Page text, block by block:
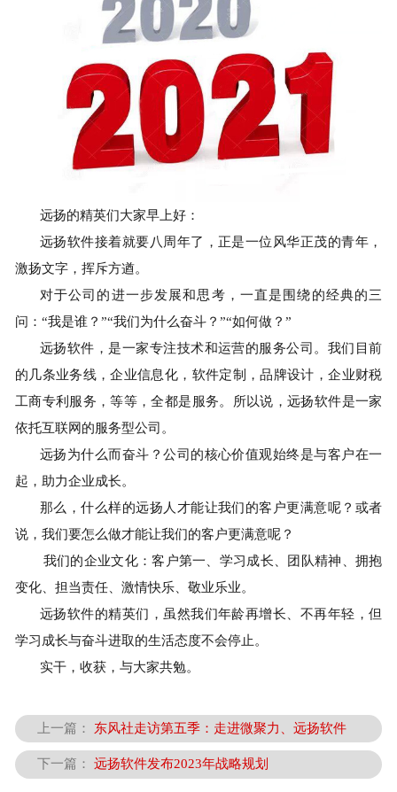
远扬的精英们大家早上好：
远扬软件接着就要八周年了，正是一位 风华正茂的青年 ，
激扬文字，挥斥方遒。
对于公司的进一步发展和思考，一直是围绕的经典的三
问： “我是谁？”“我们为什么奋斗？”“如何做？”
远扬软件 ，是一家专注技术和运营的服务公司。我们目前
的几条业务线，企业信息化 ， 软件定制 ，品牌设计 ，企业财税
工商专利服务，等等 ，全都是服务。所以说，远扬软件是一家
依托互联网的服务型公司。
远扬为什么而奋斗？公司的核心价值观始终是与客户在一
起，助力企业成长。
那么，什么样的远扬人才能让我们的客户更满意呢？或者
说，我们要怎么做才能让我们的客户更满意呢？
我们的企业文化：客户第一、学习成长、团队精神、拥抱
变化、担当责任、激情快乐、 敬业乐业。
远扬软件的精英们，虽然我们年龄再增长、不再年轻 ，但
学习 成长与奋斗进取的生活态度不会停止。
实干，收获，与大家共勉。
上一篇： 东风社走访第五季：走进微聚力、远扬软件
下一篇： 远扬软件发布2023年战略规划